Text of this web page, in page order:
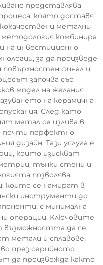
представлява
която доставя
метални
комбинира
на инвестиционно
за да произведе
повърхностен финал и
започва със
модел на желания
на керамична
След като
метал се излива в
почти перфектно
дизайн. Тази услуга е
които изискват
тънки стени и
позволява
които се намират в
инструменти до
с минимална
операции. Ключовите
възможността да се
метали и сплавове,
през серийното
да произвежда както